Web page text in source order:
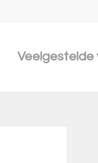
Veelgestelde